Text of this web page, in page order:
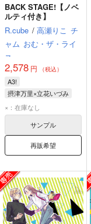
BACK STAGE!【ノベ
ルティ付き】
R.cube / 高瀬りこ チ
ャム おむ・ザ・ライ
ス
2,578 円 （税込）
A3!
摂津万里×立花いづみ
摂津万里
×：在庫なし
サンプル
再販希望